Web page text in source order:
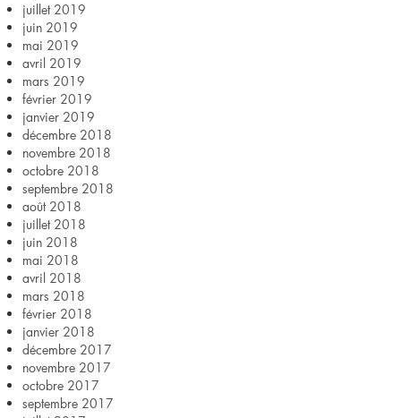
juillet 2019
juin 2019
mai 2019
avril 2019
mars 2019
février 2019
janvier 2019
décembre 2018
novembre 2018
octobre 2018
septembre 2018
août 2018
juillet 2018
juin 2018
mai 2018
avril 2018
mars 2018
février 2018
janvier 2018
décembre 2017
novembre 2017
octobre 2017
septembre 2017